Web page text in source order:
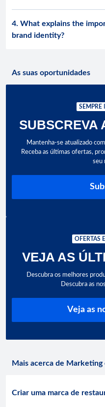
4. What explains the
brand identity?
As suas oportunidades
SEMPRE
SUBSCREVA
Mantenha-se atualizado
Receba as últimas ofertas,
seu
OFERTAS
VEJA AS
Descubra os melhores
Descubra as
Veja as
Mais acerca de
Criar uma marca de